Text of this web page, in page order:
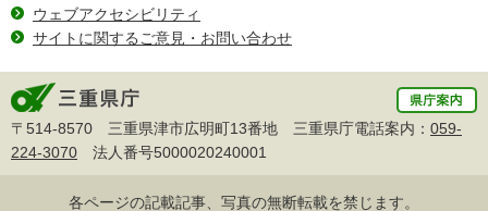
ウェブアクセシビリティ
サイトに関するご意見・お問い合わせ
〒514-8570 三重県津市広明町13番地 三重県庁電話案内： 059-
224-3070 法人番号5000020240001
各ページの記載記事、写真の無断転載を禁じます。